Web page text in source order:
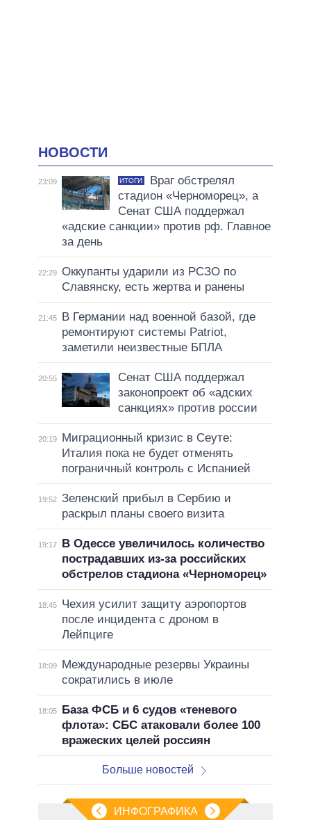
НОВОСТИ
23:09 ИТОГИ
Враг обстрелял
стадион «Черноморец», а
Сенат США поддержал
«адские санкции» против рф. Главное
за день
22:29 Оккупанты ударили из РСЗО по
Славянску, есть жертва и ранены
21:45
В Германии над военной базой, где
ремонтируют системы Patriot,
заметили неизвестные БПЛА
20:55
Сенат США поддержал
законопроект об «адских
санкциях» против россии
20:19
Миграционный кризис в Сеуте:
Италия пока не будет отменять
пограничный контроль с Испанией
19:52 Зеленский прибыл в Сербию и
раскрыл планы своего визита
19:17
В Одессе увеличилось количество
пострадавших из-за российских
обстрелов стадиона «Черноморец»
18:45
Чехия усилит защиту аэропортов
после инцидента с дроном в
Лейпциге
18:09
Международные резервы Украины
сократились в июле
18:05
База ФСБ и 6 судов «теневого
флота»: СБС атаковали более 100
вражеских целей россиян
Больше новостей
ИНФОГРАФИКА